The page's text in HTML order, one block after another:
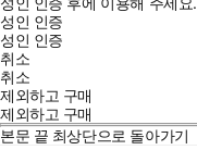
성인 인증
성인 인증
취소
취소
제외하고 구매
제외하고 구매
본문 끝 최상단으로 돌아가기